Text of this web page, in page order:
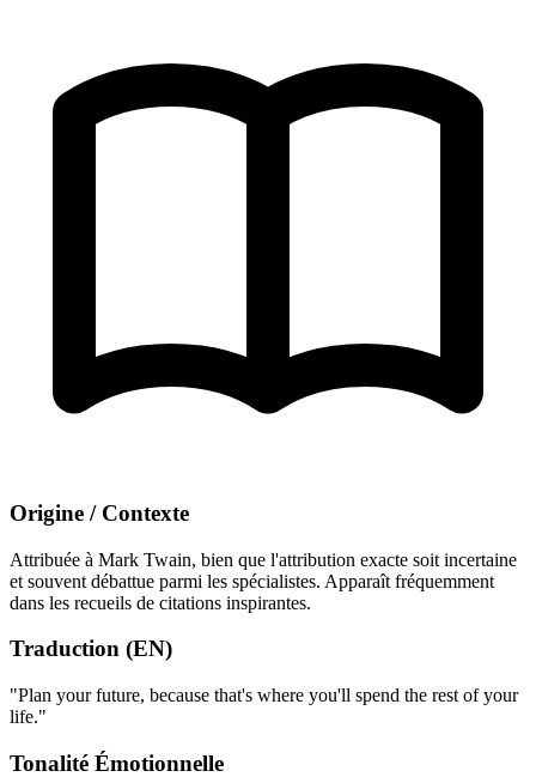
Origine / Contexte
Attribuée à Mark Twain, bien que l'attribution exacte soit incertaine
et souvent débattue parmi les spécialistes. Apparaît fréquemment
dans les recueils de citations inspirantes.
Traduction (EN)
"Plan your future, because that's where you'll spend the rest of your
life."
Tonalité Émotionnelle